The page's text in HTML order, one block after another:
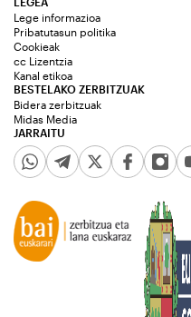
JARRAITU
Lege informazioa
Pribatutasun politika
Cookieak
cc Lizentzia
Kanal etikoa
BESTELAKO ZERBITZUAK
Bidera zerbitzuak
Midas Media